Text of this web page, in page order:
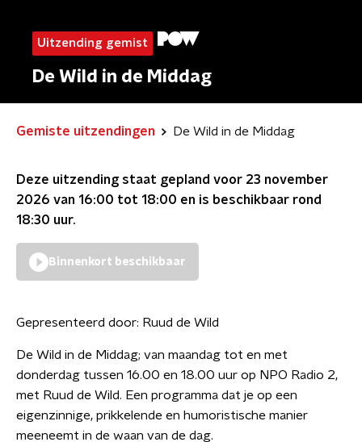
Uitzending gemist
De Wild in de Middag
Gemiste uitzendingen De Wild in de Middag
Deze uitzending staat gepland voor 23 november
2026 van 16:00 tot 18:00 en is beschikbaar rond
18:30 uur.
Binnenkort beschikbaar
Gepresenteerd door: Ruud de Wild
De Wild in de Middag; van maandag tot en met
donderdag tussen 16.00 en 18.00 uur op NPO Radio 2,
met Ruud de Wild. Een programma dat je op een
eigenzinnige, prikkelende en humoristische manier
meeneemt in de waan van de dag.